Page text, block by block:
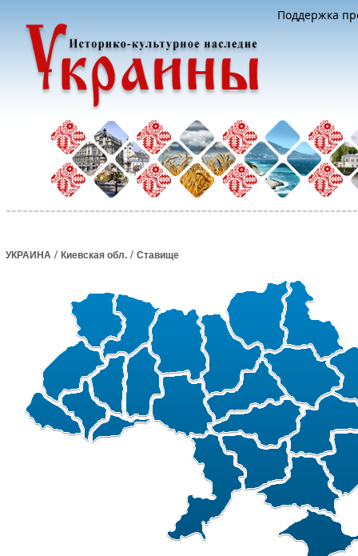
Поддержка
УКРАИНА / Киевская обл. / Ставище